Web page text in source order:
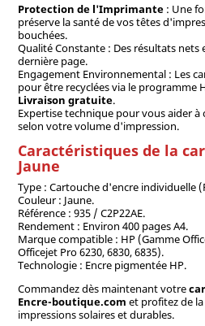
Protection de l'Imprimante: Une
préserve la santé de vos têtes
bouchées.
Qualité Constante : Des résultats nets
dernière page.
Engagement Environnemental : Les
pour être recyclées via le programme
Livraison gratuite.
Expertise technique pour vous aider
selon votre volume d'impression.
Caractéristiques de la
Jaune
Type : Cartouche d'encre individuelle
Couleur : Jaune.
Référence : 935 / C2P22AE.
Rendement : Environ 400 pages A4.
Marque compatible : HP (Gamme
Officejet Pro 6230, 6830, 6835).
Technologie : Encre pigmentée HP.
Commandez dès maintenant votre
Encre-boutique.com et profitez de la
impressions solaires et durables.